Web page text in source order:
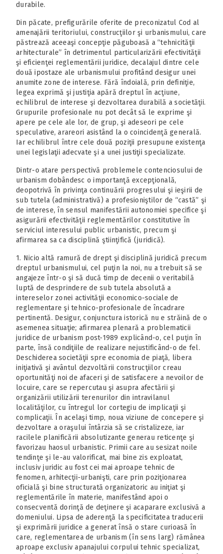
durabile.
Din păcate, prefigurările oferite de preconizatul Cod al
amenajării teritoriului, construcţiilor şi urbanismului, care
păstrează aceeaşi concepţie păguboasă a “tehnicităţii
arhitecturale” în detrimentul particularizării efectivităţii
şi eficienţei reglementării juridice, decalajul dintre cele
două ipostaze ale urbanismului profitând desigur unei
anumite zone de interese. Fără îndoială, prin definiţie,
legea exprimă şi justiţia apără dreptul în acţiune,
echilibrul de interese şi dezvoltarea durabilă a societăţii.
Grupurile profesionale nu pot decât să le exprime şi
apere pe cele ale lor, de grup, şi adeseori pe cele
speculative, arareori asistând la o coincidenţă generală.
Iar echilibrul între cele două poziţii presupune existenţa
unei legislaţii adecvate şi a unei justiţii specializate.
Dintr-o atare perspectivă problemele contenciosului de
urbanism dobândesc o importanţă excepţională,
deopotrivă în privinţa continuării progresului şi ieşirii de
sub tutela (administrativă) a profesioniştilor de “castă” şi
de interese, în sensul manifestării autonomiei specifice şi
asigurării efectivităţii reglementărilor constitutive în
serviciul interesului public urbanistic, precum şi
afirmarea sa ca disciplină ştiinţifică (juridică).
1. Nicio altă ramură de drept şi disciplină juridică precum
dreptul urbanismului, cel puţin la noi, nu a trebuit să se
angajeze într-o şi să ducă timp de decenii o veritabilă
luptă de desprindere de sub tutela absolută a
intereselor zonei activităţii economico-sociale de
reglementare şi tehnico-profesionale de încadrare
pertinentă. Desigur, conjunctura istorică nu e străină de o
asemenea situaţie; afirmarea plenară a problematicii
juridice de urbanism post-1989 explicând-o, cel puţin în
parte, însă condiţiile de realizare nejustificând-o de fel.
Deschiderea societăţii spre economia de piaţă, libera
iniţiativă şi avântul dezvoltării construcţiilor creau
oportunităţi noi de afaceri şi de satisfacere a nevoilor de
locuire, care se repercutau şi asupra afectării şi
organizării utilizării terenurilor din intravilanul
localităţilor, cu întregul lor cortegiu de implicaţii şi
complicaţii. În acelaşi timp, noua viziune de concepere şi
dezvoltare a oraşului întârzia să se cristalizeze, iar
racilele planificării absolutizante generau reticenţe şi
favorizau haosul urbanistic. Primii care au sesizat noile
tendinţe şi le-au valorificat, mai bine zis exploatat,
inclusiv juridic au fost cei mai aproape tehnic de
fenomen, arhitecţii-urbanişti, care prin poziţionarea
oficială şi bine structurată organizatoric au iniţiat şi
reglementările în materie, manifestând apoi o
consecventă dorinţă de deţinere şi acaparare exclusivă a
domeniului. Lipsa de aderenţă la specificitatea traducerii
şi exprimării juridice a generat însă o stare curioasă în
care, reglementarea de urbanism (în sens larg) rămânea
aproape exclusiv apanajului corpului tehnic specializat,